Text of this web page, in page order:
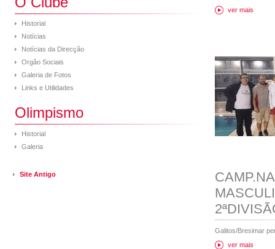
Historial
Notícias
Notícias da Direcção
Orgão Sociais
Galeria de Fotos
Links e Utilidades
Olimpismo
Historial
Galeria
Site Antigo
ver mais
Galitos/Bresimar
ver mais